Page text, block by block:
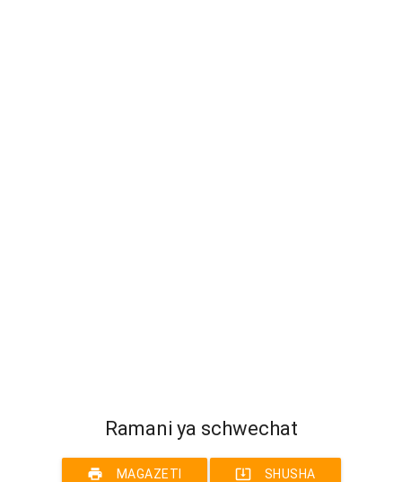
Ramani ya schwechat
print MAGAZETI system_update_alt SHUSHA